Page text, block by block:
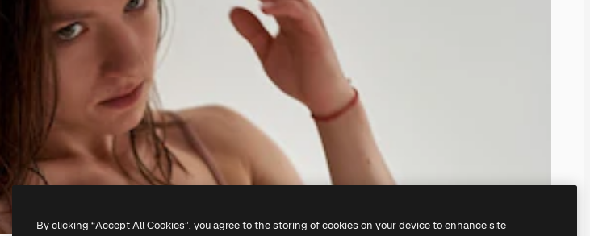
By clicking “Accept All Cookies”, you agree to the storing of cookies on your device to enhance site